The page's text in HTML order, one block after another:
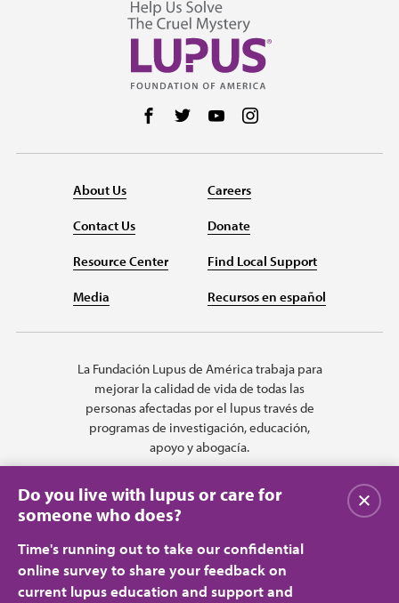
Follow us on Facebook
Follow us on Twitter
Follow us on YouTube
About Us
Contact Us
Resource Center
Media
Careers
Donate
Find Local Support
Recursos en español
La Fundación Lupus de América trabaja para
mejorar la calidad de vida de todas las
personas afectadas por el lupus través de
programas de investigación, educación,
apoyo y abogacía.
Do you live with lupus or care for
someone who does?
Time's running out to take our confidential
online survey to share your feedback on
current lupus education and support and
Cerrar